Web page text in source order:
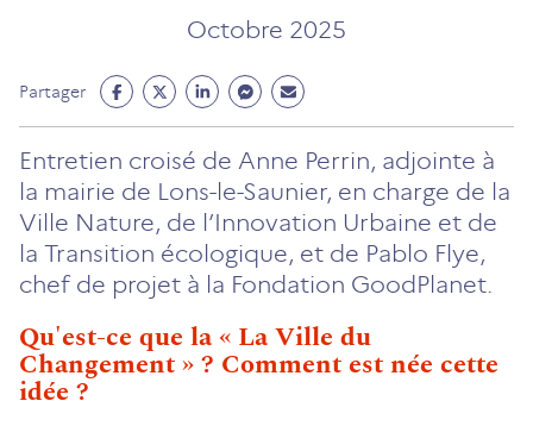
Octobre 2025
Partager
Partage
Facebook
(ouvre
un
nouvel
onglet)
Partage
Twitter
(ouvre
un
nouvel
onglet)
Partage
Linkedin
(ouvre
un
nouvel
onglet)
Partage
Messenger
(ouvre
un
nouvel
onglet)
Partage
Mail
(ouvre
un
nouvel
onglet)
Entretien croisé de Anne Perrin, adjointe à
la mairie de Lons-le-Saunier, en charge de la
Ville Nature, de l’Innovation Urbaine et de
la Transition écologique, et de Pablo Flye,
chef de projet à la Fondation GoodPlanet.
Qu'est-ce que la « La Ville du
Changement » ? Comment est née cette
idée ?